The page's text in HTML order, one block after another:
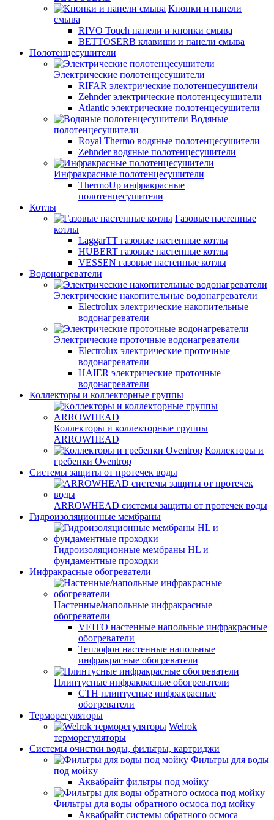
Кнопки и панели
смыва
RIVO Touch панели и кнопки смыва
BETTOSERB клавиши и панели смыва
Полотенцесушители
Электрические полотенцесушители
RIFAR электрические полотенцесушители
Zehnder электрические полотенцесушители
Atlantic электрические полотенцесушители
Водяные
полотенцесушители
Royal Thermo водяные полотенцесушители
Zehnder водяные полотенцесушители
Инфракрасные полотенцесушители
ThermoUp инфракрасные
полотенцесушители
Котлы
Газовые настенные
котлы
LaggarTT газовые настенные котлы
HUBERT газовые настенные котлы
VESSEN газовые настенные котлы
Водонагреватели
Электрические накопительные водонагреватели
Electrolux электрические накопительные
водонагреватели
Электрические проточные водонагреватели
Electrolux электрические проточные
водонагреватели
HAIER электрические проточные
водонагреватели
Коллекторы и коллекторные группы
Коллекторы и коллекторные группы
ARROWHEAD
Коллекторы и
гребенки Oventrop
Системы защиты от протечек воды
ARROWHEAD системы защиты от протечек воды
Гидроизоляционные мембраны
Гидроизоляционные мембраны HL и
фундаментные проходки
Инфракрасные обогреватели
Настенные/напольные инфракрасные
обогреватели
VEITO настенные напольные инфракрасные
обогреватели
Теплофон настенные напольные
инфракрасные обогреватели
Плинтусные инфракрасные обогреватели
СТН плинтусные инфракрасные
обогреватели
Терморегуляторы
Welrok
терморегуляторы
Системы очистки воды, фильтры, картриджи
Фильтры для воды
под мойку
Аквабрайт фильтры под мойку
Фильтры для воды обратного осмоса под мойку
Аквабрайт системы обратного осмоса